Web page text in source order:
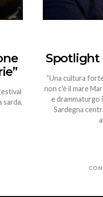
sarda.
Spotlight
“Una cultura
non c'è il mare
e drammaturgo
Sardegna